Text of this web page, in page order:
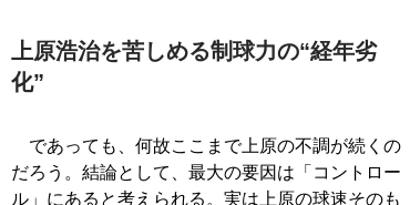
上原浩治を苦しめる制球力の“経年劣
化”
であっても、何故ここまで上原の不調が続くの
だろう。結論として、最大の要因は「コントロー
ル」にあると考えられる。実は上原の球速そのも